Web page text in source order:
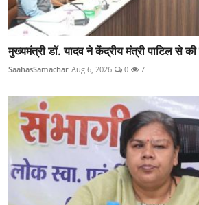
मुख्यमंत्री डॉ. यादव ने केंद्रीय मंत्री पाटिल से
SaahasSamachar Aug 6, 2026 0 7